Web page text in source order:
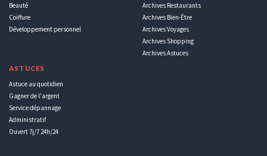
Beauté
Coiffure
Développement personnel
ASTUCES
Astuce au quotidien
Gagner de l'argent
Service dépannage
Administratif
Ouvert 7j/7 24h/24
Archives Restaurants
Archives Bien-Être
Archives Voyages
Archives Shopping
Archives Astuces